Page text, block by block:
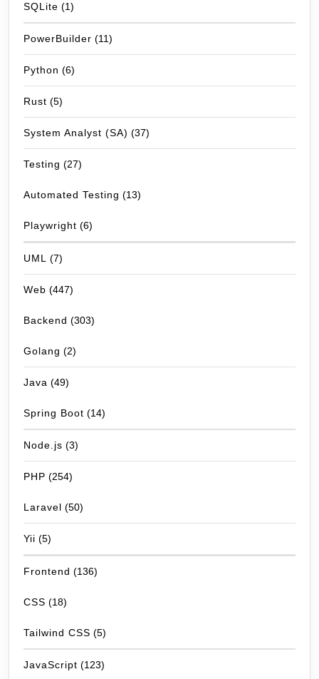
SQLite (1)
PowerBuilder (11)
Python (6)
Rust (5)
System Analyst (SA) (37)
Testing (27)
Automated Testing (13)
Playwright (6)
UML (7)
Web (447)
Backend (303)
Golang (2)
Java (49)
Spring Boot (14)
Node.js (3)
PHP (254)
Laravel (50)
Yii (5)
Frontend (136)
CSS (18)
Tailwind CSS (5)
JavaScript (123)